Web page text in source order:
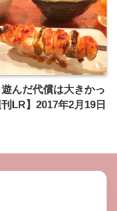
んだ代償は大きかっ
LR】2017年2月19日